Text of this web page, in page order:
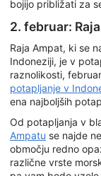
bojijo približati za
2. februar:
Raja Ampat, ki se
Indoneziji, je v
raznolikosti,
potapljanje v
ena najboljših
Od potapljanja v
Ampatu se najde
območju redno
različne vrste